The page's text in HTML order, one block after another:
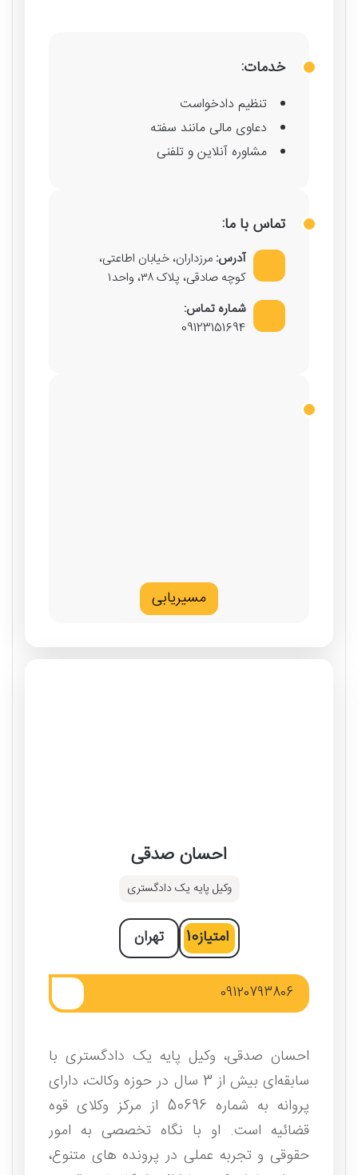
خدمات:
تنظیم دادخواست
دعاوی مالی مانند سفته
مشاوره آنلاین و تلفنی
تماس با ما:
آدرس: مرزداران، خیابان اطاعتی،
کوچه صادقی، پلاک ۳۸، واحد۱
شماره تماس:
09123151694
مسیریابی
احسان صدقی
وکیل پایه یک دادگستری
امتیاز10 تهران
09120793806
احسان صدقی، وکیل پایه‌ یک دادگستری با
سابقه‌ای بیش از 3 سال در حوزه وکالت، دارای
پروانه به شماره 50696 از مرکز وکلای قوه
قضائیه است. او با نگاه تخصصی به امور
حقوقی و تجربه عملی در پرونده‌ های متنوع،